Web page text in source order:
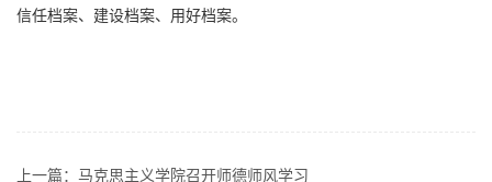
信任档案、建设档案、用好档案。
上一篇： 马克思主义学院召开师德师风学习